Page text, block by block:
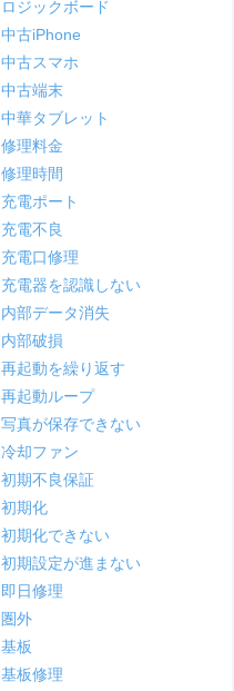
ロジックボード
中古iPhone
中古スマホ
中古端末
中華タブレット
修理料金
修理時間
充電ポート
充電不良
充電口修理
充電器を認識しない
内部データ消失
内部破損
再起動を繰り返す
再起動ループ
写真が保存できない
冷却ファン
初期不良保証
初期化
初期化できない
初期設定が進まない
即日修理
圏外
基板
基板修理